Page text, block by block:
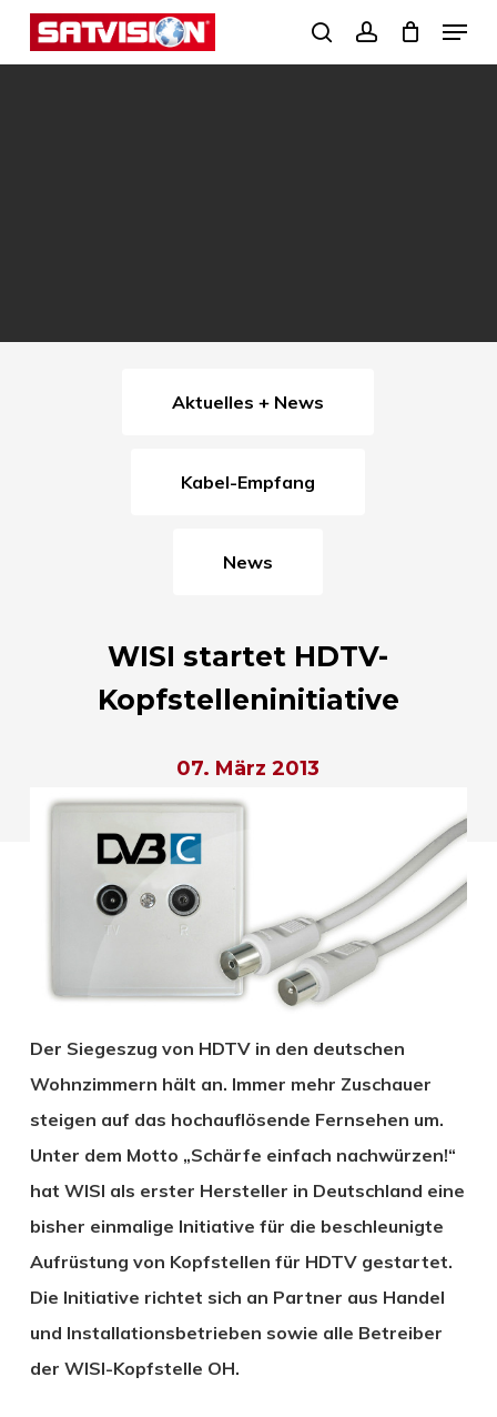
Skip
search
Menu
Aktuelles + News
Kabel-Empfang
News
WISI startet HDTV-
Kopfstelleninitiative
07. März 2013
Der Siegeszug von HDTV in den deutschen
Wohnzimmern hält an. Immer mehr Zuschauer
steigen auf das hochauflösende Fernsehen um.
Unter dem Motto „Schärfe einfach nachwürzen!“
hat WISI als erster Hersteller in Deutschland eine
bisher einmalige Initiative für die beschleunigte
Aufrüstung von Kopfstellen für HDTV gestartet.
Die Initiative richtet sich an Partner aus Handel
und Installationsbetrieben sowie alle Betreiber
der WISI-Kopfstelle OH.